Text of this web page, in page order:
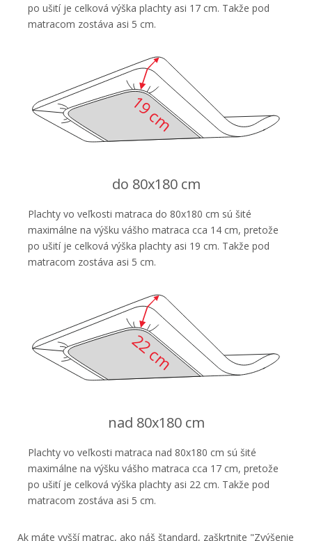
po ušití je celková výška plachty asi 17 cm. Takže pod
matracom zostáva asi 5 cm.
do 80x180 cm
Plachty vo veľkosti matraca do 80x180 cm sú šité
maximálne na výšku vášho matraca cca 14 cm, pretože
po ušití je celková výška plachty asi 19 cm. Takže pod
matracom zostáva asi 5 cm.
nad 80x180 cm
Plachty vo veľkosti matraca nad 80x180 cm sú šité
maximálne na výšku vášho matraca cca 17 cm, pretože
po ušití je celková výška plachty asi 22 cm. Takže pod
matracom zostáva asi 5 cm.
Ak máte vyšší matrac, ako náš štandard, zaškrtnite "Zvýšenie